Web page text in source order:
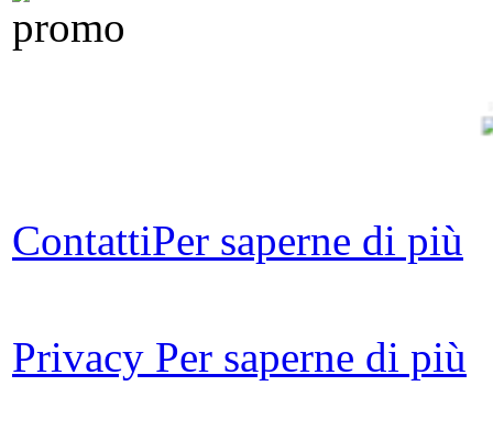
ContattiPer saperne di più
Privacy Per saperne di più